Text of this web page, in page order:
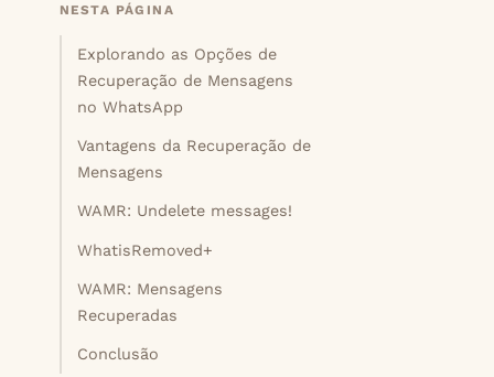
NESTA PÁGINA
Explorando as Opções de
Recuperação de Mensagens
no WhatsApp
Vantagens da Recuperação de
Mensagens
WAMR: Undelete messages!
WhatisRemoved+
WAMR: Mensagens
Recuperadas
Conclusão